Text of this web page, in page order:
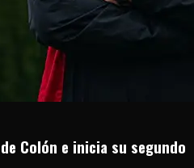
Colón e inicia su segundo